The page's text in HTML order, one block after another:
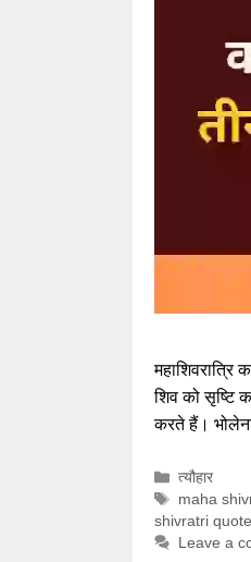
महाशिवरात्रि
शिव को सृष्टि
करते हैं।
Categories
त्यौहार
Tags
maha
shivratri
Leave a